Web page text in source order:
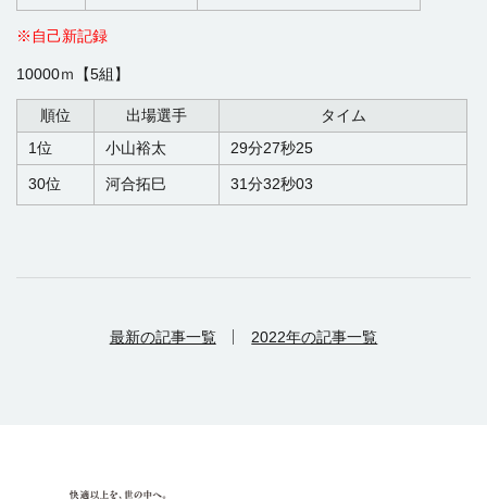
※自己新記録
10000ｍ【5組】
順位 出場選手
タイム
1位
小山裕太 29分27秒25
30位 河合拓巳 31分32秒03
最新の記事一覧 2022年の記事一覧